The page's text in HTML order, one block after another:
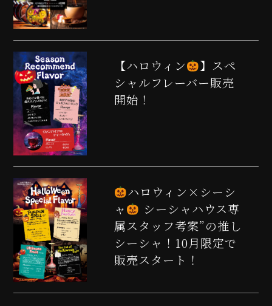
【ハロウィン
】スペ
シャルフレーバー販売
開始！
ハロウィン×シーシ
ャ
シーシャハウス専
属スタッフ考案”の推し
シーシャ！10月限定で
販売スタート！